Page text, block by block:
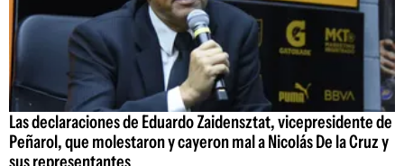
Las declaraciones de Eduardo Zaidensztat, vicepresidente de
Peñarol, que molestaron y cayeron mal a Nicolás De la Cruz y
sus representantes